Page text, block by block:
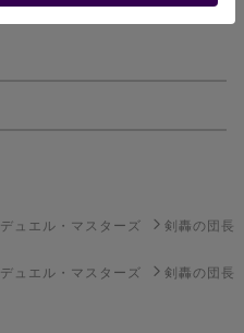
デュエル・マスターズ 剣轟の団長
デュエル・マスターズ 剣轟の団長